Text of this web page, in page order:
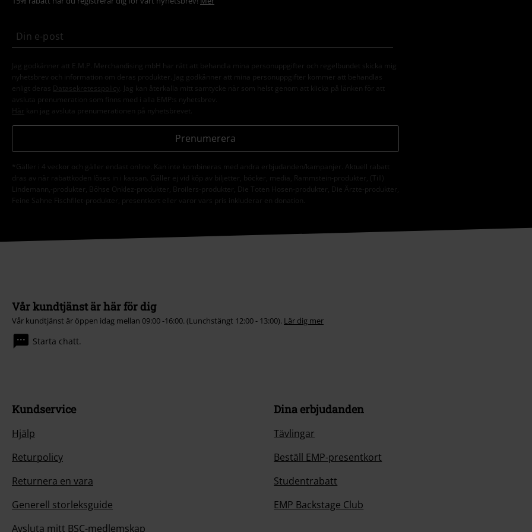
Jag godkänner att E.M.P. Merchandising mbH har rätt att behandla mina personuppgifter och regelbundet skicka mig
nyhetsbrev och information om deras produkter. Jag godkänner att mina personuppgifter kommer att behandlas
enligt deras
Datasekretesspolicy
. Jag kan återkalla mitt samtycke när som helst genom att klicka på länken för att
avsluta prenumeration som finns med i alla EMP:s nyhetsbrev.
Här kan jag avsluta prenumerationen på nyhetsbrevet.
Prenumerera
*Gäller i 4 veckor och gäller endast online. Kan inte kombineras med andra erbjudanden/kampanjer. Aktuell rabatt
dras av när rabattkoden löses in i kassan. Gäller ej vid köp av biljetter, böcker, media, Rammstein-produkter, (Till)
Lindemann,-produkter, Böhse Onklez-produkter, Broilers-produkter, Die Toten Hosen-produkter, Die Ärzte-produkter,
Feine Sahne Fischfilet-produkter, presentkort eller varor vars pris inkluderar en donation.
Vår kundtjänst är här för dig
Vår kundtjänst är öppen idag mellan 09:00 -16:00. (Lunchstängt 12:00 - 13:00). Lär dig mer
Starta chatt.
Kundservice
Hjälp
Returpolicy
Returnera en vara
Generell storleksguide
Avsluta mitt BSC-medlemskap
Dina erbjudanden
Tävlingar
Beställ EMP-presentkort
Studentrabatt
EMP Backstage Club